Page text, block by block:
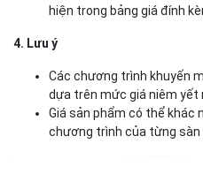
hiện trong bảng giá đính
4. Lưu ý
Các chương trình khuyến
dựa trên mức giá niêm yết
Giá sản phẩm có thể
chương trình của từng sàn